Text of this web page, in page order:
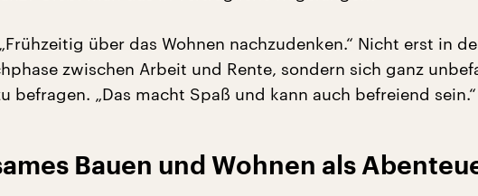
über das Wohnen nachzudenken.“ Nicht erst in
zwischen Arbeit und Rente, sondern sich ganz
befragen. „Das macht Spaß und kann auch befreiend sein.“
Bauen und Wohnen als